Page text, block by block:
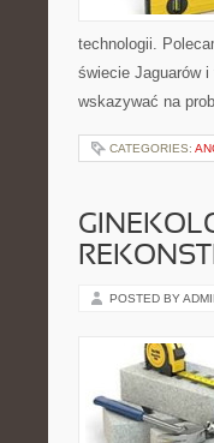
technologii.
świecie Jaguarów
wskazywać na
CATEGORIES:
POSTED BY